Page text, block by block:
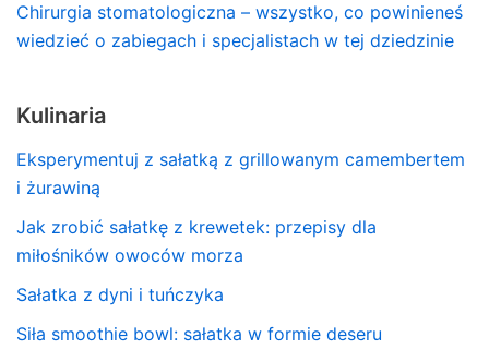
Chirurgia stomatologiczna – wszystko, co powinieneś
wiedzieć o zabiegach i specjalistach w tej dziedzinie
Kulinaria
Eksperymentuj z sałatką z grillowanym camembertem
i żurawiną
Jak zrobić sałatkę z krewetek: przepisy dla
miłośników owoców morza
Sałatka z dyni i tuńczyka
Siła smoothie bowl: sałatka w formie deseru